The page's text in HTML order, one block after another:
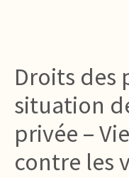
Droits des
situation
privée –
contre les